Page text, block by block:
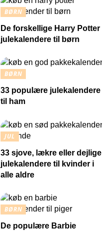
BØRN
De forskellige Harry Potter
julekalendere til børn
BØRN
33 populære julekalendere
til ham
JUL
33 sjove, lækre eller dejlige
julekalendere til kvinder i
alle aldre
BØRN
De populære Barbie